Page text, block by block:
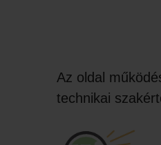
Az oldal
technikai